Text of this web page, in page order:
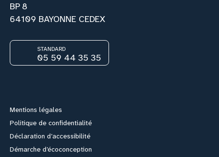
BP 8
64109 BAYONNE CEDEX
STANDARD
05 59 44 35 35
Mentions légales
Politique de confidentialité
Déclaration d’accessibilité
Démarche d’écoconception